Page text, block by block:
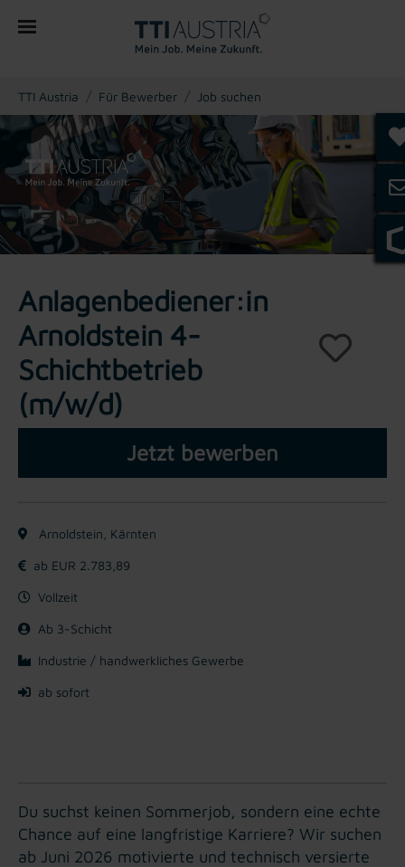
You are here:
TTI Austria Für Bewerber Job suchen
Anlagenbediener:in
Arnoldstein 4-
Schichtbetrieb
(m/w/d)
Jetzt bewerben
Arnoldstein, Kärnten
ab EUR 2.783,89
Vollzeit
Ab 3-Schicht
Industrie / handwerkliches Gewerbe
ab sofort
Du suchst keinen Sommerjob, sondern eine echte
Chance auf eine langfristige Karriere? Wir suchen
ab Juni 2026 motivierte und technisch versierte